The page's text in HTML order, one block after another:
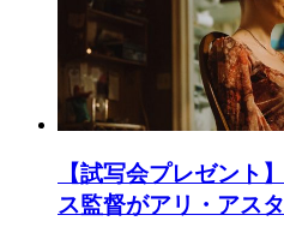
【試写会プレゼント
ス監督がアリ・アス